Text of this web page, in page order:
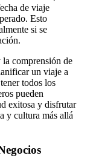
de viaje
Esto
si se
comprensión de
un viaje a
todos los
pueden
exitosa y disfrutar
y cultura más allá